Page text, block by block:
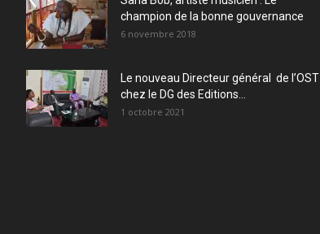
champion de la bonne gouvernance
6 novembre 2018
Le nouveau Directeur général de l’OST
chez le DG des Editions...
1 octobre 2021